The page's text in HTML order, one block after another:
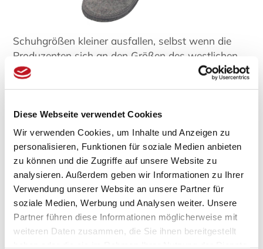
Diese Webseite verwendet Cookies
Wir verwenden Cookies, um Inhalte und Anzeigen zu
personalisieren, Funktionen für soziale Medien anbieten
zu können und die Zugriffe auf unsere Website zu
analysieren. Außerdem geben wir Informationen zu Ihrer
Verwendung unserer Website an unsere Partner für
soziale Medien, Werbung und Analysen weiter. Unsere
Partner führen diese Informationen möglicherweise mit
weiteren Daten zusammen, die Sie ihnen bereitgestellt
Schuhgrößen kleiner ausfallen, selbst wenn die
Produzenten sich an den Größen des westlichen
Schuhmarktes orientieren.
Bei den traditionellen Zehentrenner-Schuhen wie
groß. Es sind offene Sandalen oder Schlappen,
sodass man sich hier nur an der Größe der
Fußlänge orientieren muss. Selbst bei den
modernen Zimtlatschen in japanischen Designs
gibt es kaum Schwierigkeiten.
Komplizierter wird es bei geschlossenen Schuhen.
Espadrilles,asiatische Samtschuhe,chinesische
Hausschuhe, Bacinas,Kung Fu Schuheund
japanische Tabi-Sockenschuhe finden Sie als